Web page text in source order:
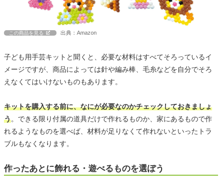
この商品を見る 出典：Amazon
子ども用手芸キットと聞くと、必要な材料はすべてそろっているイ
メージですが、商品によっては針や編み棒、毛糸などを自分でそろ
えなくてはいけないものもあります。
キットを購入する前に、なにが必要なのかチェックしておきましょ
う。できる限り付属の道具だけで作れるものか、家にあるもので作
れるようなものを選べば、材料が足りなくて作れないといったトラ
ブルもなくなります。
作ったあとに飾れる・遊べるものを選ぼう